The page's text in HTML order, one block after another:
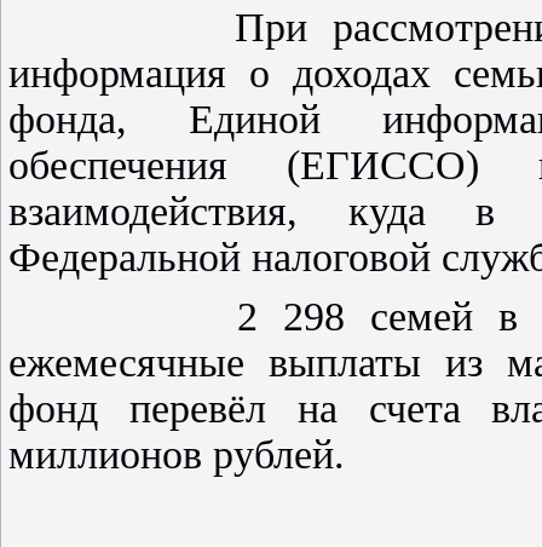
При рассмотрении
информация о доходах
фонда, Единой
обеспечения (ЕГИССО)
взаимодействия, куда
Федеральной налоговой
2 298 семей в нашем
ежемесячные выплаты из
фонд перевёл на счета
миллионов рублей.